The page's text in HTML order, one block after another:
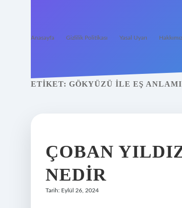
Anasayfa Gizlilik Politikası Yasal Uyarı
ETIKET: GÖKYÜZÜ ILE EŞ
ÇOBAN
NEDIR
Tarih: Eylül 26, 2024